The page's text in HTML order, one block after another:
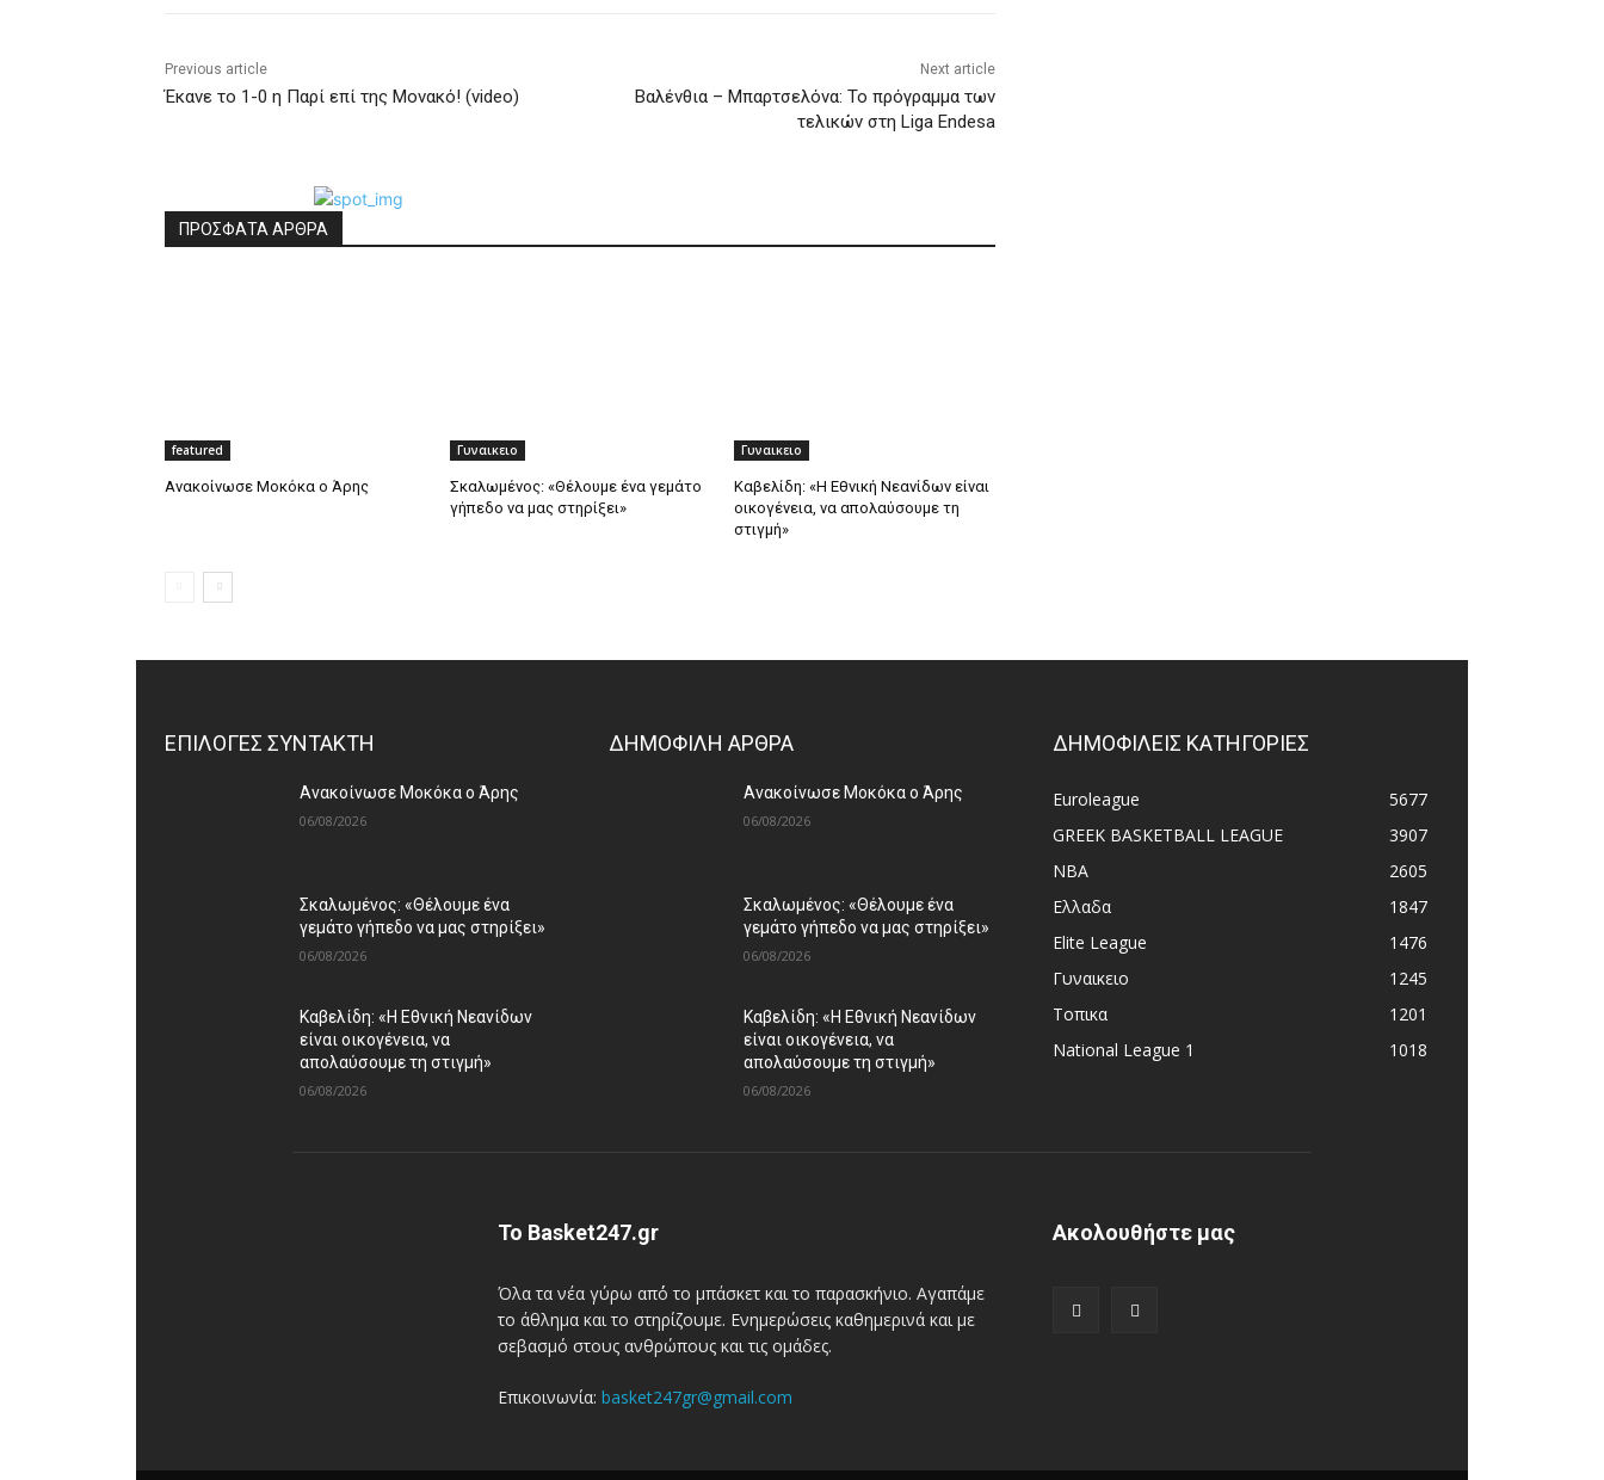
Previous article
Έκανε το 1-0 η Παρί επί της Μονακό! (video)
Next article
Βαλένθια – Μπαρτσελόνα: Το πρόγραμμα των
τελικών στη Liga Endesa
ΠΡΟΣΦΑΤΑ ΑΡΘΡΑ
featured
Ανακοίνωσε Μοκόκα ο Άρης
Γυναικειο
Σκαλωμένος: «Θέλουμε ένα γεμάτο
γήπεδο να μας στηρίξει»
Γυναικειο
Καβελίδη: «Η Εθνική Νεανίδων είναι
οικογένεια, να απολαύσουμε τη
στιγμή»
ΕΠΙΛΟΓΕΣ ΣΥΝΤΑΚΤΗ
Ανακοίνωσε Μοκόκα ο Άρης
06/08/2026
Σκαλωμένος: «Θέλουμε ένα
γεμάτο γήπεδο να μας στηρίξει»
06/08/2026
Καβελίδη: «Η Εθνική Νεανίδων
είναι οικογένεια, να
απολαύσουμε τη στιγμή»
06/08/2026
ΔΗΜΟΦΙΛΗ ΑΡΘΡΑ
Ανακοίνωσε Μοκόκα ο Άρης
06/08/2026
Σκαλωμένος: «Θέλουμε ένα
γεμάτο γήπεδο να μας στηρίξει»
06/08/2026
Καβελίδη: «Η Εθνική Νεανίδων
είναι οικογένεια, να
απολαύσουμε τη στιγμή»
06/08/2026
ΔΗΜΟΦΙΛΕΙΣ ΚΑΤΗΓΟΡΙΕΣ
Euroleague
5677
GREEK BASKETBALL LEAGUE
3907
NBA
2605
Ελλαδα
1847
Elite League
1476
Γυναικειο
1245
Τοπικα
1201
National League 1
1018
Το Basket247.gr
Όλα τα νέα γύρω απ΄ό το μπάσκετ και το παρασκήνιο. Αγαπάμε
το άθλημα και το στηρίζουμε. Ενημερώσεις καθημερινά και με
σεβασμό στους ανθρώπους και τις ομάδες.
Επικοινωνία: basket247gr@gmail.com
Ακολουθήστε μας